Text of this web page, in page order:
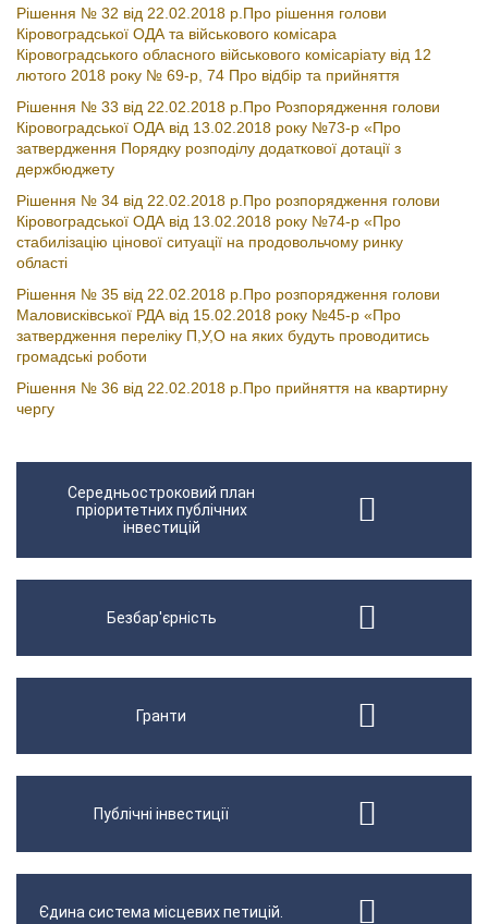
Рішення № 32 від 22.02.2018 р.Про рішення голови
Кіровоградської ОДА та військового комісара
Кіровоградського обласного військового комісаріату від 12
лютого 2018 року № 69-р, 74 Про відбір та прийняття
Рішення № 33 від 22.02.2018 р.Про Розпорядження голови
Кіровоградської ОДА від 13.02.2018 року №73-р «Про
затвердження Порядку розподілу додаткової дотації з
держбюджету
Рішення № 34 від 22.02.2018 р.Про розпорядження голови
Кіровоградської ОДА від 13.02.2018 року №74-р «Про
стабилізацію цінової ситуації на продовольчому ринку
області
Рішення № 35 від 22.02.2018 р.Про розпорядження голови
Маловисківської РДА від 15.02.2018 року №45-р «Про
затвердження переліку П,У,О на яких будуть проводитись
громадські роботи
Рішення № 36 від 22.02.2018 р.Про прийняття на квартирну
чергу
Середньостроковий план
пріоритетних публічних
інвестицій
Безбар'єрність
Гранти
Публічні інвестиції
Єдина система місцевих петицій.